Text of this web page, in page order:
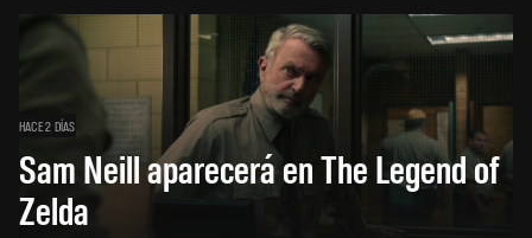
HACE 2 DÍAS
Sam Neill aparecerá en The Legend of
Zelda